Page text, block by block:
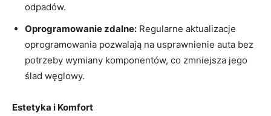
odpadów.
Oprogramowanie zdalne: Regularne aktualizacje
oprogramowania pozwalają na usprawnienie auta bez
potrzeby wymiany komponentów, co zmniejsza jego
ślad węglowy.
Estetyka i Komfort